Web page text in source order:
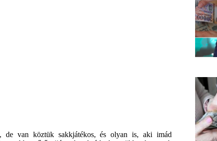
de van köztük sakkjátékos, és olyan is, aki imád